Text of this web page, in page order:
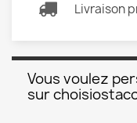
Livraison
Vous voulez
sur